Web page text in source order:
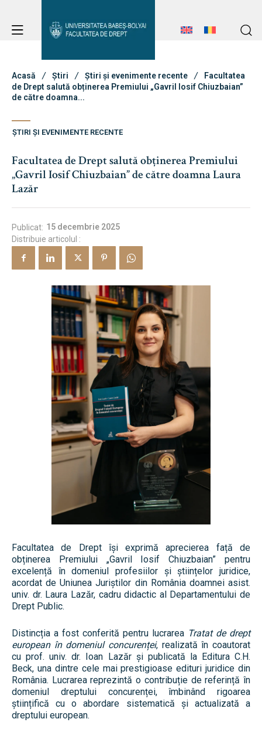
Avizier Studenți
Studii
Erasmus & Internațional
Despre Facultate
Știri
Echipa Facultății
Bibliotecă & Reviste
Contact
Avizier Studenți
Admitere
Erasmus & Internațional
Știri
Echipa Facultății
Bibliotecă & Reviste
Contact
Acasă Știri Știri și evenimente recente
Facultatea
de Drept salută obținerea Premiului „Gavril Iosif Chiuzbaian”
de către doamna...
ȘTIRI ȘI EVENIMENTE RECENTE
Facultatea de Drept salută obținerea Premiului
„Gavril Iosif Chiuzbaian” de către doamna Laura
Lazăr
Publicat: 15 decembrie 2025
Distribuie articolul :
Facultatea de Drept își exprimă aprecierea față de
obținerea Premiului „Gavril Iosif Chiuzbaian” pentru
excelență în domeniul profesiilor și științelor juridice,
acordat de Uniunea Juriștilor din România doamnei asist.
univ. dr. Laura Lazăr, cadru didactic al Departamentului de
Drept Public.
Distincția a fost conferită pentru lucrarea Tratat de drept
european în domeniul concurenței, realizată în coautorat
cu prof. univ. dr. Ioan Lazăr și publicată la Editura C.H.
Beck, una dintre cele mai prestigioase edituri juridice din
România. Lucrarea reprezintă o contribuție de referință în
domeniul dreptului concurenței, îmbinând rigoarea
științifică cu o abordare sistematică și actualizată a
dreptului european.